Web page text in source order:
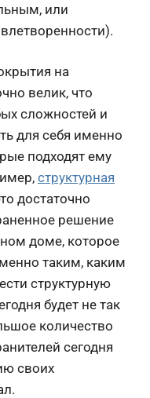
или
на
велик, что
сложностей и
для себя именно
подходят ему
структурная
достаточно
решение
доме, которое
таким, каким
структурную
будет не так
количество
сегодня
своих